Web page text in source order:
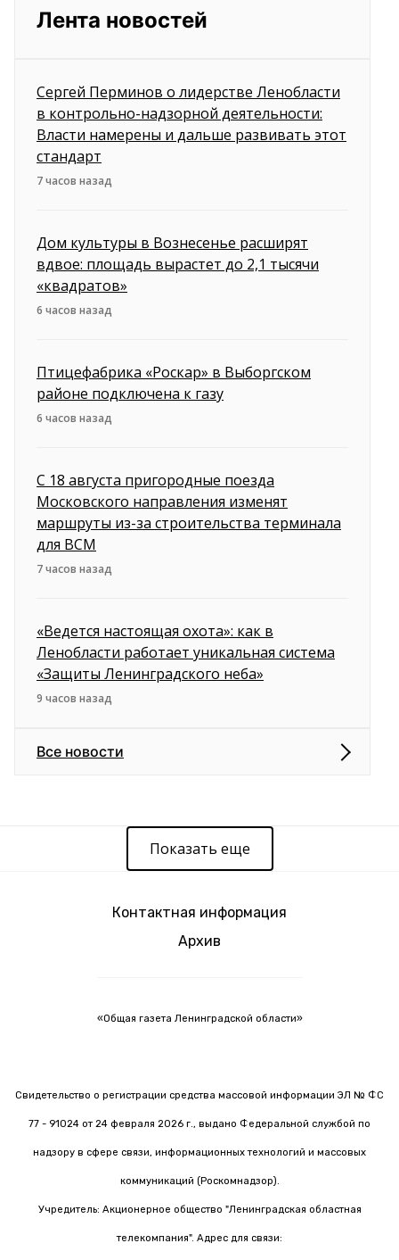
Лента новостей
Сергей Перминов о лидерстве Ленобласти
в контрольно-надзорной деятельности:
Власти намерены и дальше развивать этот
стандарт
7 часов назад
Дом культуры в Вознесенье расширят
вдвое: площадь вырастет до 2,1 тысячи
«квадратов»
6 часов назад
Птицефабрика «Роскар» в Выборгском
районе подключена к газу
6 часов назад
С 18 августа пригородные поезда
Московского направления изменят
маршруты из-за строительства терминала
для ВСМ
7 часов назад
«Ведется настоящая охота»: как в
Ленобласти работает уникальная система
«Защиты Ленинградского неба»
9 часов назад
Все новости
Показать еще
Контактная информация
Архив
«Общая газета Ленинградской области»
Свидетельство о регистрации средства массовой информации ЭЛ № ФС
77 - 91024 от 24 февраля 2026 г., выдано Федеральной службой по
надзору в сфере связи, информационных технологий и массовых
коммуникаций (Роскомнадзор).
Учредитель: Акционерное общество "Ленинградская областная
телекомпания". Адрес для связи: